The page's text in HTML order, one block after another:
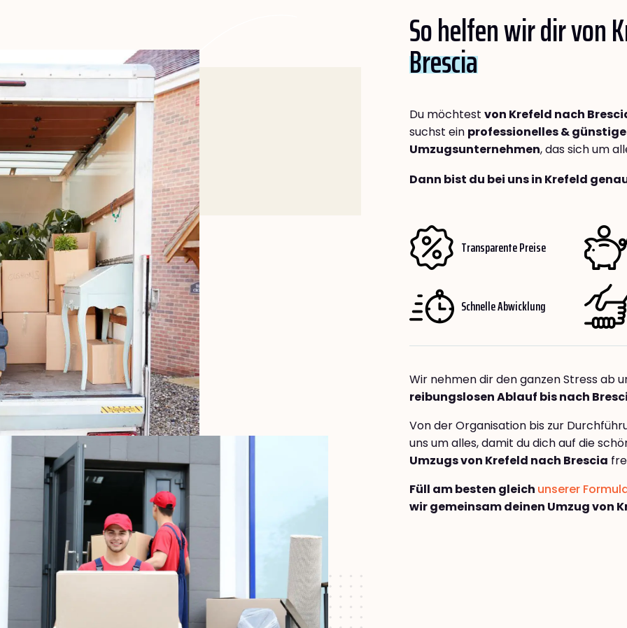
So helfen wir dir von
Brescia
Du möchtest von Krefeld nach
suchst ein professionelles &
Umzugsunternehmen, das sich um
Dann bist du bei uns in Krefeld
Transparente Preise
Schnelle Abwicklung
Wir nehmen dir den ganzen Stress ab
reibungslosen Ablauf bis nach
Von der Organisation bis zur
uns um alles, damit du dich auf die
Umzugs von Krefeld nach Brescia
Füll am besten gleich unserer
wir gemeinsam deinen Umzug von